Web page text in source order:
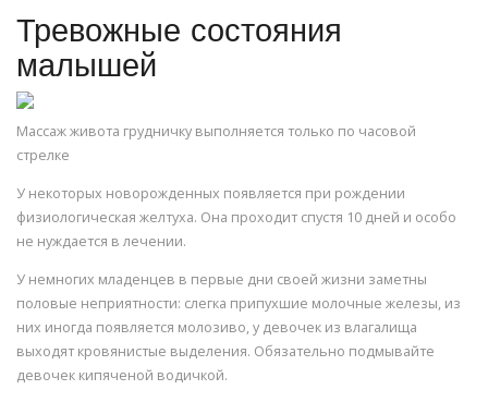
Тревожные состояния
малышей
Массаж живота грудничку выполняется только по часовой
стрелке
У некоторых новорожденных появляется при рождении
физиологическая желтуха. Она проходит спустя 10 дней и особо
не нуждается в лечении.
У немногих младенцев в первые дни своей жизни заметны
половые неприятности: слегка припухшие молочные железы, из
них иногда появляется молозиво, у девочек из влагалища
выходят кровянистые выделения. Обязательно подмывайте
девочек кипяченой водичкой.